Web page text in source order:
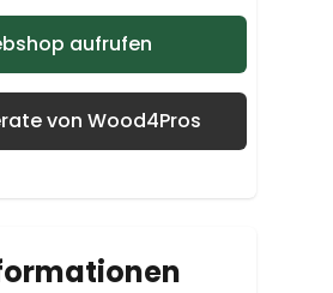
aufrufen
von Wood4Pros